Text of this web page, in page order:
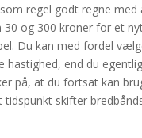
regel godt regne med
30 og 300 kroner for et
Du kan med fordel
hastighed, end du
på, at du fortsat kan
tidspunkt skifter